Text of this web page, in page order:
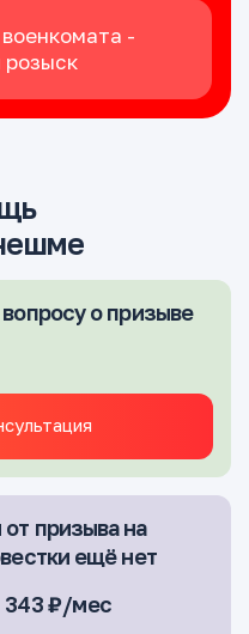
-
розыск
о призыве
призыва на
ещё нет
343 ₽/мес